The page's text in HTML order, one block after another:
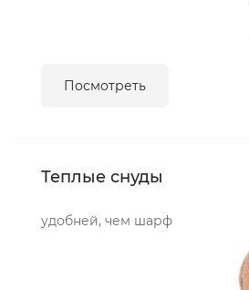
Посмотреть
Теплые снуды
удобней, чем шарф